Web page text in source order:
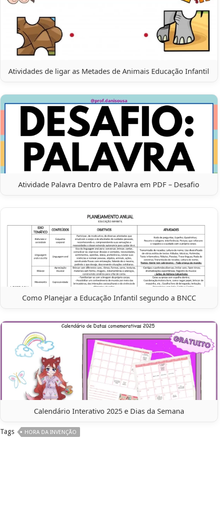
Atividades de ligar as Metades de Animais Educação Infantil
Atividade Palavra Dentro de Palavra em PDF – Desafio
Como Planejar a Educação Infantil segundo a BNCC
Calendário Interativo 2025 e Dias da Semana
Tags HORA DA INVENÇÃO